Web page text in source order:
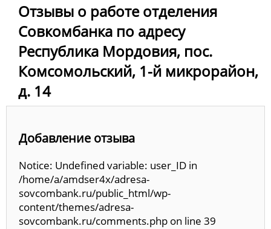
Отзывы о работе отделения
Совкомбанка по адресу
Республика Мордовия, пос.
Комсомольский, 1-й микрорайон,
д. 14
Добавление отзыва
Notice: Undefined variable: user_ID in
/home/a/amdser4x/adresa-
sovcombank.ru/public_html/wp-
content/themes/adresa-
sovcombank.ru/comments.php on line 39